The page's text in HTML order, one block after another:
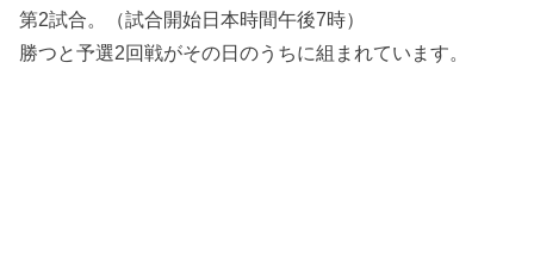
第2試合。（試合開始日本時間午後7時）
勝つと予選2回戦がその日のうちに組まれています。